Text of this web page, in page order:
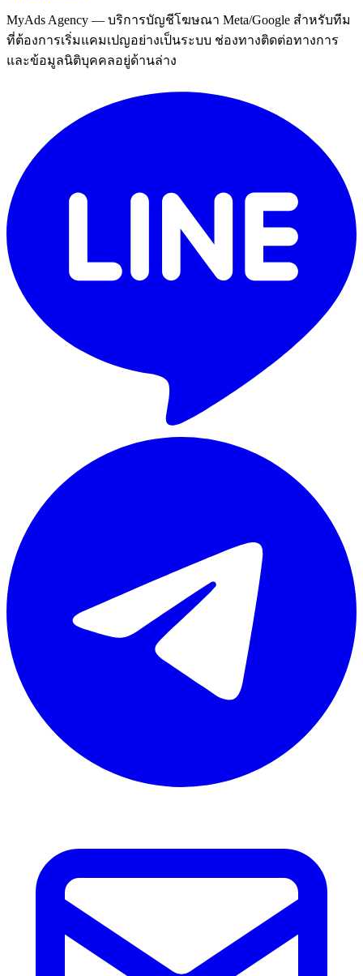
MyAds Agency — บริการบัญชีโฆษณา Meta/Google สำหรับทีม
ที่ต้องการเริ่มแคมเปญอย่างเป็นระบบ ช่องทางติดต่อทางการ
และข้อมูลนิติบุคคลอยู่ด้านล่าง